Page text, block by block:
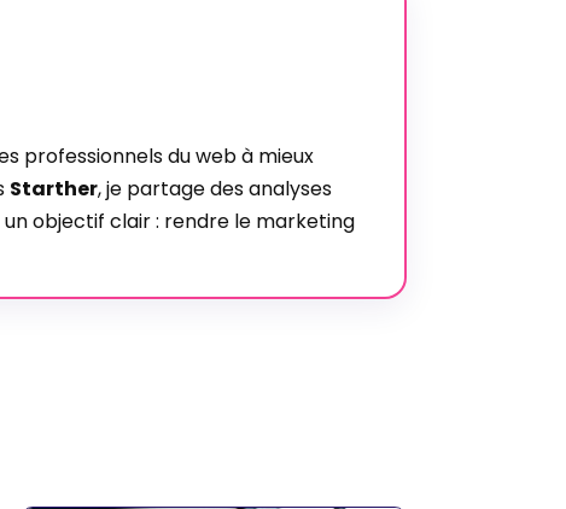
professionnels du web à mieux
Starther, je partage des analyses
un objectif clair : rendre le marketing